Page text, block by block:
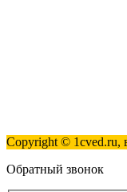
Copyright © 1cved.ru,
Обратный звонок